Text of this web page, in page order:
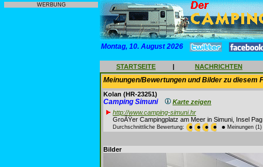
WERBUNG
Montag, 10. August 2026
STARTSEITE | NACHRICHTEN
Meinungen/Bewertungen und Bilder zu diesem
Kolan (HR-23251)
Camping Simuni
Karte zeigen
http://www.camping-simuni.hr
GroÃŸer Campingplatz am Meer in Simuni, Insel
Durchschnittliche Bewertung: Meinungen (1)
Bilder